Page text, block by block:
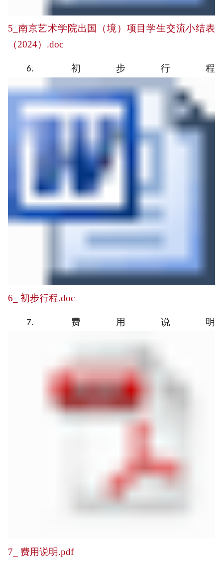
5_南京艺术学院出国（境）项目学生交流小结表
（2024）.doc
6. 初步行程
6_ 初步行程.doc
7. 费用说明
7_ 费用说明.pdf